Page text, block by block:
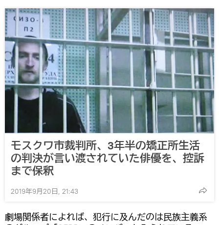
モスクワ市裁判所、3年半の矯正所生活
の判決が言い渡されていた俳優を、控訴
まで保釈
2019年9月20日, 21:43
劇場関係者によれば、犯行に及んだのは民族主義系